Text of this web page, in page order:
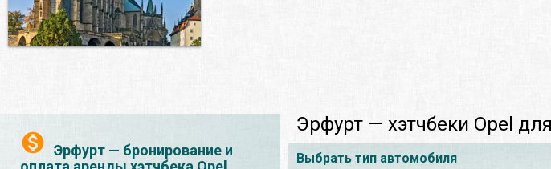
Эрфурт — бронирование и
Эрфурт — хэтчбеки Opel
Выбрать тип автомобиля